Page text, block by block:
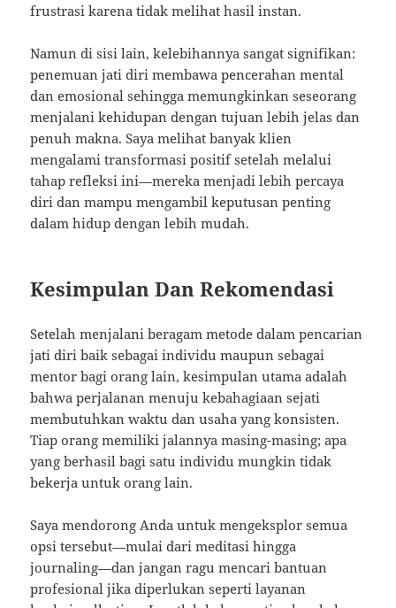
frustrasi karena tidak melihat hasil instan.
Namun di sisi lain, kelebihannya sangat signifikan:
penemuan jati diri membawa pencerahan mental
dan emosional sehingga memungkinkan seseorang
menjalani kehidupan dengan tujuan lebih jelas dan
penuh makna. Saya melihat banyak klien
mengalami transformasi positif setelah melalui
tahap refleksi ini—mereka menjadi lebih percaya
diri dan mampu mengambil keputusan penting
dalam hidup dengan lebih mudah.
Kesimpulan Dan Rekomendasi
Setelah menjalani beragam metode dalam pencarian
jati diri baik sebagai individu maupun sebagai
mentor bagi orang lain, kesimpulan utama adalah
bahwa perjalanan menuju kebahagiaan sejati
membutuhkan waktu dan usaha yang konsisten.
Tiap orang memiliki jalannya masing-masing; apa
yang berhasil bagi satu individu mungkin tidak
bekerja untuk orang lain.
Saya mendorong Anda untuk mengeksplor semua
opsi tersebut—mulai dari meditasi hingga
journaling—dan jangan ragu mencari bantuan
profesional jika diperlukan seperti layanan